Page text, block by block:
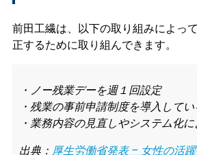
前田工繊は、以下の取り組みによっ
正するために取り組んできます。
・ノー残業デーを週１回設定
・残業の事前申請制度を導入してい
・業務内容の見直しやシステム化
出典： 厚生労働省発表 – 女性の活